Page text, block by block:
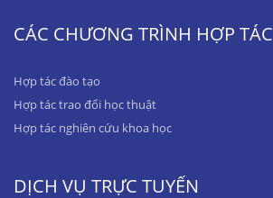
CÁC CHƯƠNG TRÌNH HỢP TÁC
Hợp tác đào tạo
Hợp tác trao đổi học thuật
Hợp tác nghiên cứu khoa học
DỊCH VỤ TRỰC TUYẾN